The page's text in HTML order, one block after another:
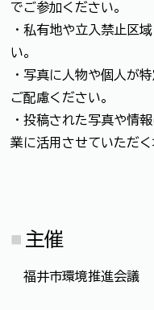
でご参加ください。
・私有地や立入禁止区
い。
・写真に人物や個人が
ご配慮ください。
・投稿された写真や情
業に活用させていただく
主催
福井市環境推進会